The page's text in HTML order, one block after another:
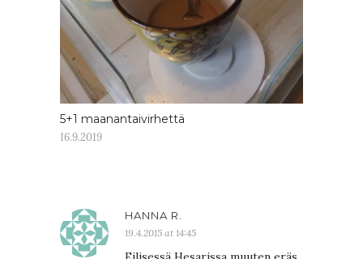
5+1 maanantaivirhettä
16.9.2019
HANNA R.
19.4.2015 at 14:45